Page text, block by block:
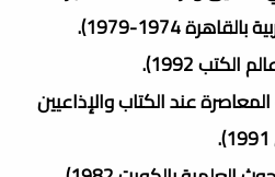
1974-1979).
1992).
عند الكتاب والإذاعيين